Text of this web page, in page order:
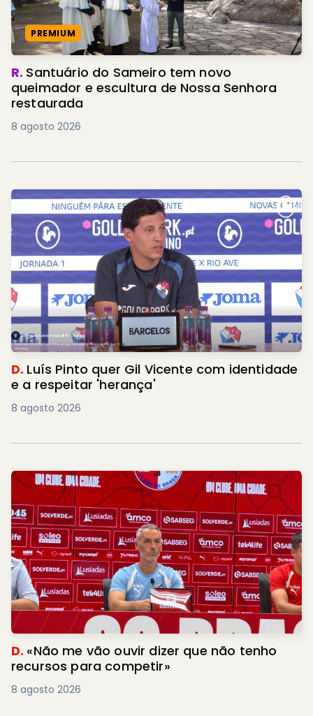
PREMIUM
R. Santuário do Sameiro tem novo
queimador e escultura de Nossa Senhora
restaurada
8 agosto 2026
D. Luís Pinto quer Gil Vicente com identidade
e a respeitar 'herança'
8 agosto 2026
D. «Não me vão ouvir dizer que não tenho
recursos para competir»
8 agosto 2026